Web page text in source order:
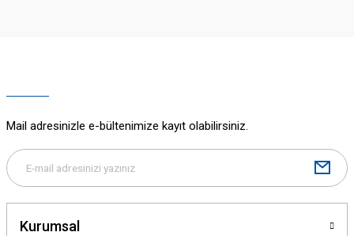
Mail adresinizle e-bültenimize kayıt olabilirsiniz.
Kurumsal